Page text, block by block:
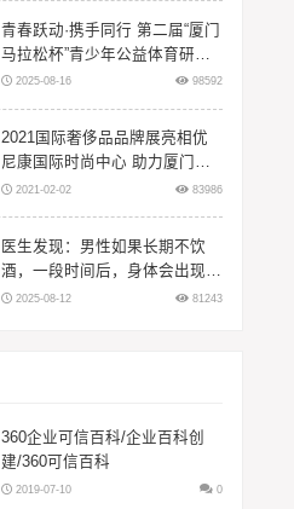
青春跃动·携手同行 第二届“厦门
马拉松杯”青少年公益体育研学
活动在翔安大嶝岛扬帆！
2025-08-16 98592
2021国际奢侈品品牌展亮相优
尼康国际时尚中心 助力厦门时
尚升级
2021-02-02 83986
医生发现：男性如果长期不饮
酒，一段时间后，身体会出现5
大变化
2025-08-12 81243
360企业可信百科/企业百科创
建/360可信百科
2019-07-10 0